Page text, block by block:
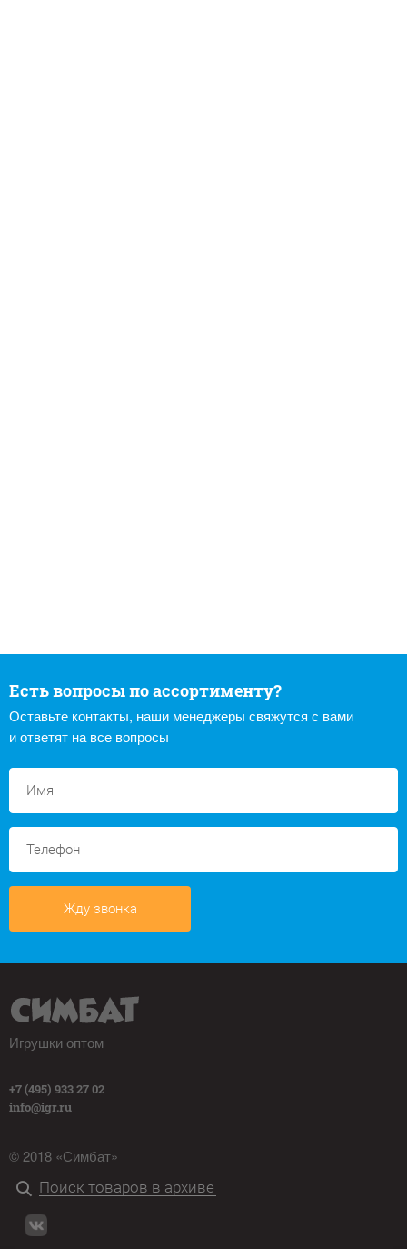
Есть вопросы по ассортименту?
Оставьте контакты, наши менеджеры свяжутся с вами
и ответят на все вопросы
Жду звонка
Игрушки оптом
+7 (495) 933 27 02
info@igr.ru
© 2018 «Симбат»